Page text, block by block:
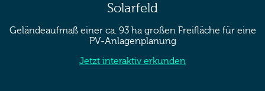
Solarfeld
Geländeaufmaß einer ca. 93 ha großen Freifläche für eine
PV-Anlagenplanung
Jetzt interaktiv erkunden